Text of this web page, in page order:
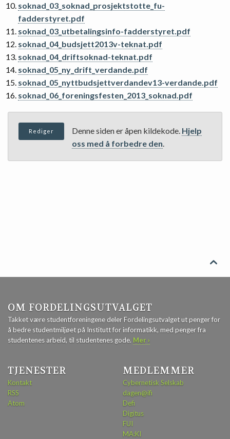
soknad_03_soknad_prosjektstotte_fu-
fadderstyret.pdf
soknad_03_utbetalingsinfo-fadderstyret.pdf
soknad_04_budsjett2013v-teknat.pdf
soknad_04_driftsoknad-teknat.pdf
soknad_05_ny_drift_verdande.pdf
soknad_05_nyttbudsjettverdandev13-verdande.pdf
soknad_06_foreningsfesten_2013_soknad.pdf
Rediger Denne siden er åpen kildekode. Hjelp
oss med å forbedre den.

OM FORDELINGSUTVALGET
Takket være studentforeningene deler Fordelingsutvalget ut penger for
å bedre studentmiljøet på Institutt for informatikk, med penger fra
studentenes arbeid, til studentenes gode. Mer ›
TJENESTER
Kontakt
RSS
Atom
MEDLEMMER
Cybernetisk Selskab
dagen@ifi
Defi
Digitus
FUI
MA:KI